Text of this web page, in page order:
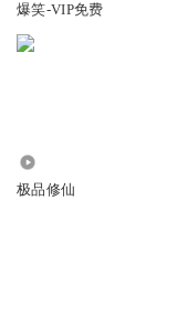
爆笑-VIP免费
极品修仙